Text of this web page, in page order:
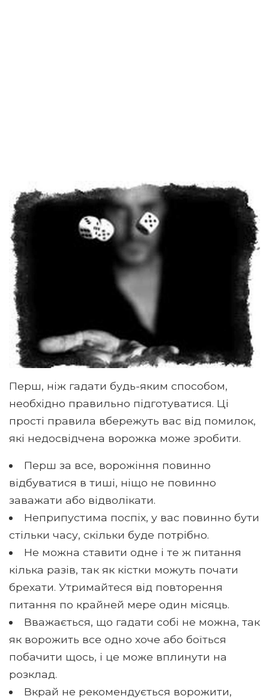
Перш, ніж гадати будь-яким способом,
необхідно правильно підготуватися. Ці
прості правила вбережуть вас від помилок,
які недосвідчена ворожка може зробити.
Перш за все, ворожіння повинно
відбуватися в тиші, ніщо не повинно
заважати або відволікати.
Неприпустима поспіх, у вас повинно бути
стільки часу, скільки буде потрібно.
Не можна ставити одне і те ж питання
кілька разів, так як кістки можуть почати
брехати. Утримайтеся від повторення
питання по крайней мере один місяць.
Вважається, що гадати собі не можна, так
як ворожить все одно хоче або боїться
побачити щось, і це може вплинути на
розклад.
Вкрай не рекомендується ворожити,